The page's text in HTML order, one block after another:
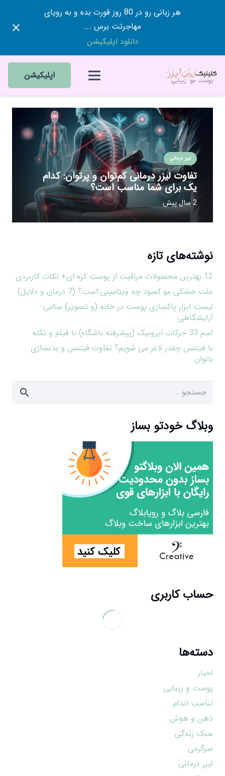
هر زبانی رو در 80 روز قورت بده و به رویای
مهاجرتت برس ...
دانلود اپلیکیشن
اپلیکیشن
لیزر درمانی
تفاوت لیزر درمانی کم‌توان و پرتوان: کدام
یک برای شما مناسب است؟
2 سال پیش
نوشته‌های تازه
12 بهترین محصولات مراقبت از پوست کره ای+ نکات کاربردی
علت خشکی مو کمبود چه ویتامینی است؟ (7 درمان و دلایل)
لیست ابزار پاکسازی پوست در خانه (و تصویر) سالنی-
آرایشگاهی
اسم 33 حرکات ایروبیک (پیشرفته باشگاه) با فیلم و نکته
با فیتنس چقدر لاغر می شویم؟ تفاوت فیتنس و بدنسازی
بانوان
جستجو
وبلاگ خودتو بساز
حساب کاربری
دسته‌ها
اخبار
پوست و زیبایی
تناسب اندام
ذهن و هوش
سبک زندگی
سرگرمی
لیزر درمانی